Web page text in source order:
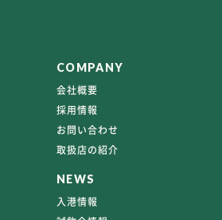
COMPANY
会社概要
採用情報
お問い合わせ
取扱店の紹介
NEWS
入港情報